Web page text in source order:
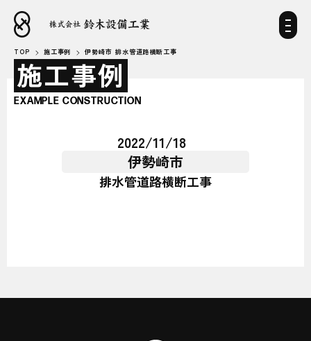
TOP 施工事例 伊勢崎市 排水管道路横断工事
施工事例
EXAMPLE CONSTRUCTION
2022/11/18
伊勢崎市
排水管道路横断工事